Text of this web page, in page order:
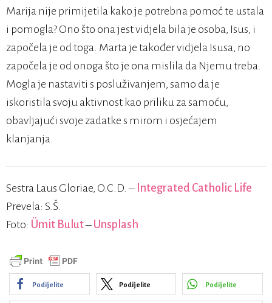
Marija nije primijetila kako je potrebna pomoć te ustala
i pomogla? Ono što ona jest vidjela bila je osoba, Isus, i
započela je od toga. Marta je također vidjela Isusa, no
započela je od onoga što je ona mislila da Njemu treba.
Mogla je nastaviti s posluživanjem, samo da je
iskoristila svoju aktivnost kao priliku za samoću,
obavljajući svoje zadatke s mirom i osjećajem
klanjanja.
Sestra Laus Gloriae, O.C.D. – Integrated Catholic Life
Prevela: S.Š.
Foto: Ümit Bulut– Unsplash
Podijelite Podijelite Podijelite